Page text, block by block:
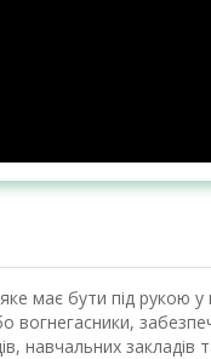
має бути під рукою
вогнегасники,
навчальних закладів